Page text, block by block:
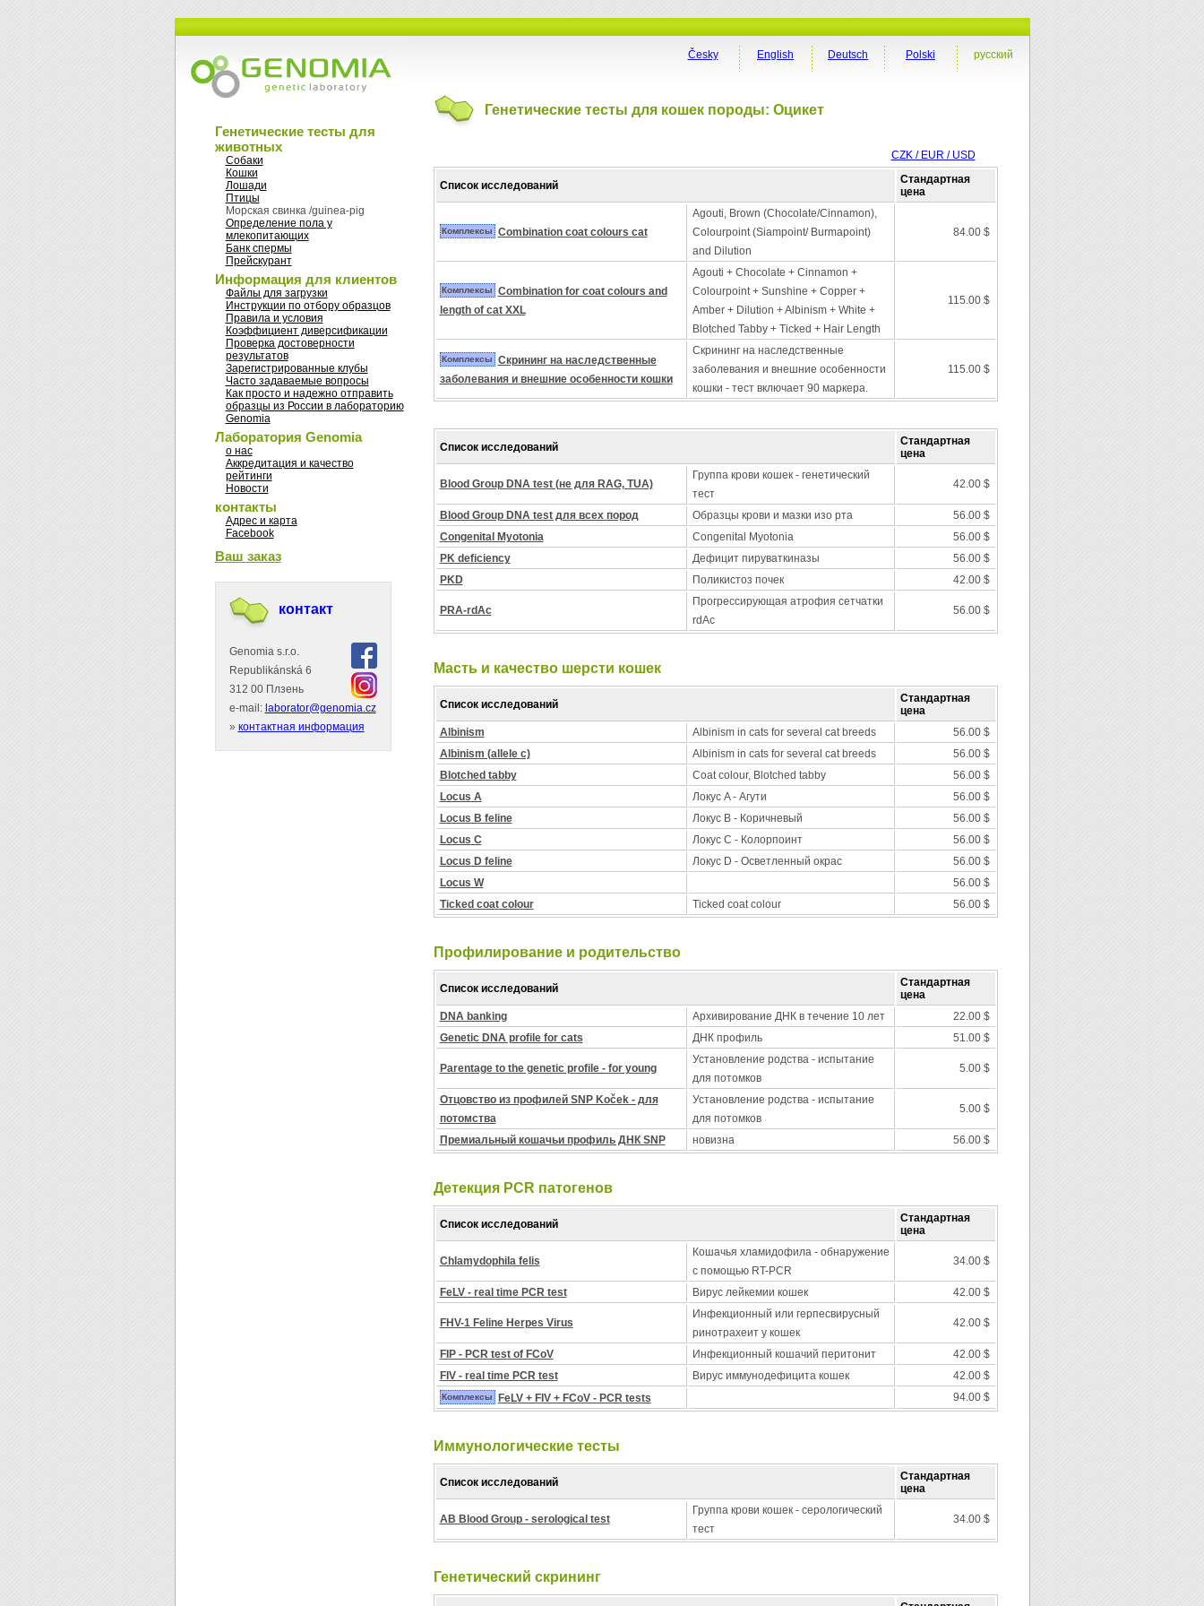
Генетические тесты для
животных
Собаки
Кошки
Лошади
Птицы
Морская свинка /guinea-pig
Oпределение пола у
млекопитающих
Банк спермы
Прейскурант
Информация для клиентов
Файлы для загрузки
Инструкции по отбору образцов
Правила и условия
Коэффициент диверсификации
Проверка достоверности
результатов
Зарегистрированные клубы
Часто задаваемые вопросы
Как просто и надежно отправить
образцы из России в лабораторию
Genomia
Лаборатория Genomia
о нас
Аккредитация и качество
рейтинги
Новости
контакты
Адрес и карта
Facebook
Ваш заказ
контакт
Genomia s.r.o.
Republikánská 6
312 00 Плзень
e-mail: laborator@genomia.cz
» контактная информация
русский
Polski
Deutsch
English
Česky
Генетические тесты для кошек породы: Оцикет
CZK / EUR / USD
Список исследований
Стандартная
цена
Комплексы Combination coat colours cat
Agouti, Brown (Chocolate/Cinnamon),
Colourpoint (Siampoint/ Burmapoint)
and Dilution
84.00 $
Комплексы
Combination for coat colours and
length of cat XXL
Agouti + Chocolate + Cinnamon +
Colourpoint + Sunshine + Copper +
Amber + Dilution + Albinism + White +
Blotched Tabby + Ticked + Hair Length
115.00 $
Комплексы
Скрининг на наследственные
заболевания и внешние особенности кошки
Скрининг на наследственные
заболевания и внешние особенности
кошки - тест включает 90 маркера.
115.00 $
Список исследований
Стандартная
цена
Blood Group DNA test (не для RAG, TUA)
Группа крови кошек - генетический
тест
42.00 $
Blood Group DNA test для всех пород Образцы крови и мазки изо рта
56.00 $
Congenital Myotonia
Congenital Myotonia
56.00 $
PK deficiency
Дефицит пируваткиназы
56.00 $
PKD
Поликистоз почек 42.00 $
PRA-rdAc
Прогрессирующая атрофия сетчатки
rdAc
56.00 $
Масть и качество шерсти кошек
Список исследований
Стандартная
цена
Albinism
Albinism in cats for several cat breeds
56.00 $
Albinism (allele c)
Albinism in cats for several cat breeds
56.00 $
Blotched tabby
Coat colour, Blotched tabby
56.00 $
Locus A
Локус A - Агути
56.00 $
Locus B feline
Локус B - Коричневый
56.00 $
Locus C
Локус C - Колорпоинт
56.00 $
Locus D feline
Локус D - Осветленный окрас
56.00 $
Locus W
56.00 $
Ticked coat colour
Ticked coat colour 56.00 $
Профилирование и pодительство
Список исследований
Стандартная
цена
DNA banking
Архивирование ДНК в течение 10 лет
22.00 $
Genetic DNA profile for cats
ДНК профиль 51.00 $
Parentage to the genetic profile - for young
Установление родства - испытание
для потомков
5.00 $
Отцовство из профилей SNP Koček - для
потомства
Установление родства - испытание
для потомков
5.00 $
Премиальный кошачьи профиль ДНК SNP новизна 56.00 $
Детекция PCR патогенов
Список исследований
Стандартная
цена
Chlamydophila felis
Кошачья хламидофила - обнаружение
с помощью RT-PCR
34.00 $
FeLV - real time PCR test Вирус лейкемии кошек 42.00 $
FHV-1 Feline Herpes Virus
Инфекционный или герпесвирусный
ринотрахеит у кошек
42.00 $
FIP - PCR test of FCoV Инфекционный кошачий перитонит
42.00 $
FIV - real time PCR test
Вирус иммунодефицита кошек 42.00 $
Комплексы FeLV + FIV + FCoV - PCR tests 94.00 $
Иммунологические тесты
Список исследований
Стандартная
цена
AB Blood Group - serological test
Группа крови кошек - серологический
тест
34.00 $
Генетический скрининг